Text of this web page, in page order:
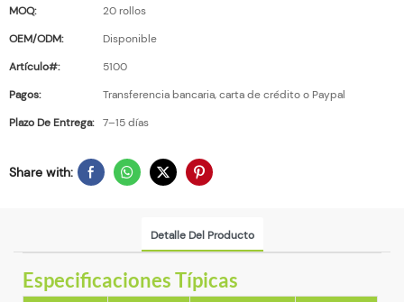
MOQ:
20 rollos
OEM/ODM:
Disponible
Artículo#:
5100
Pagos:
Transferencia bancaria, carta de crédito o Paypal
Plazo De Entrega:
7–15 días
Share with:
Detalle Del Producto
Especificaciones Típicas